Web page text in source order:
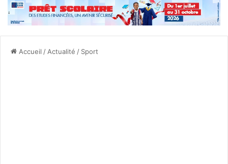
Accueil / Actualité / Sport